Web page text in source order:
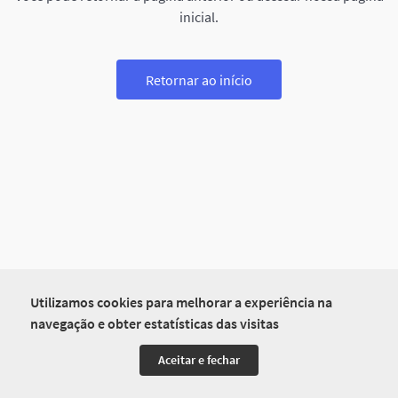
Utilizamos cookies para melhorar a experiência na
navegação e obter estatísticas das visitas
Aceitar e fechar
inicial.
Retornar ao início